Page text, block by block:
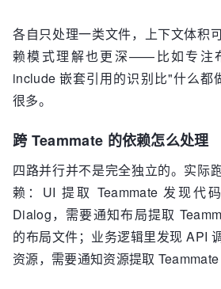
各自只处理一类文件，上下文体积
赖模式理解也更深——比如专注
include 嵌套引用的识别比"什么都
很多。
跨 Teammate 的依赖怎么处理
四路并行并不是完全独立的。实际
赖：UI 提取 Teammate 发现代
Dialog，需要通知布局提取
的布局文件；业务逻辑里发现 API
资源，需要通知资源提取 Teammate